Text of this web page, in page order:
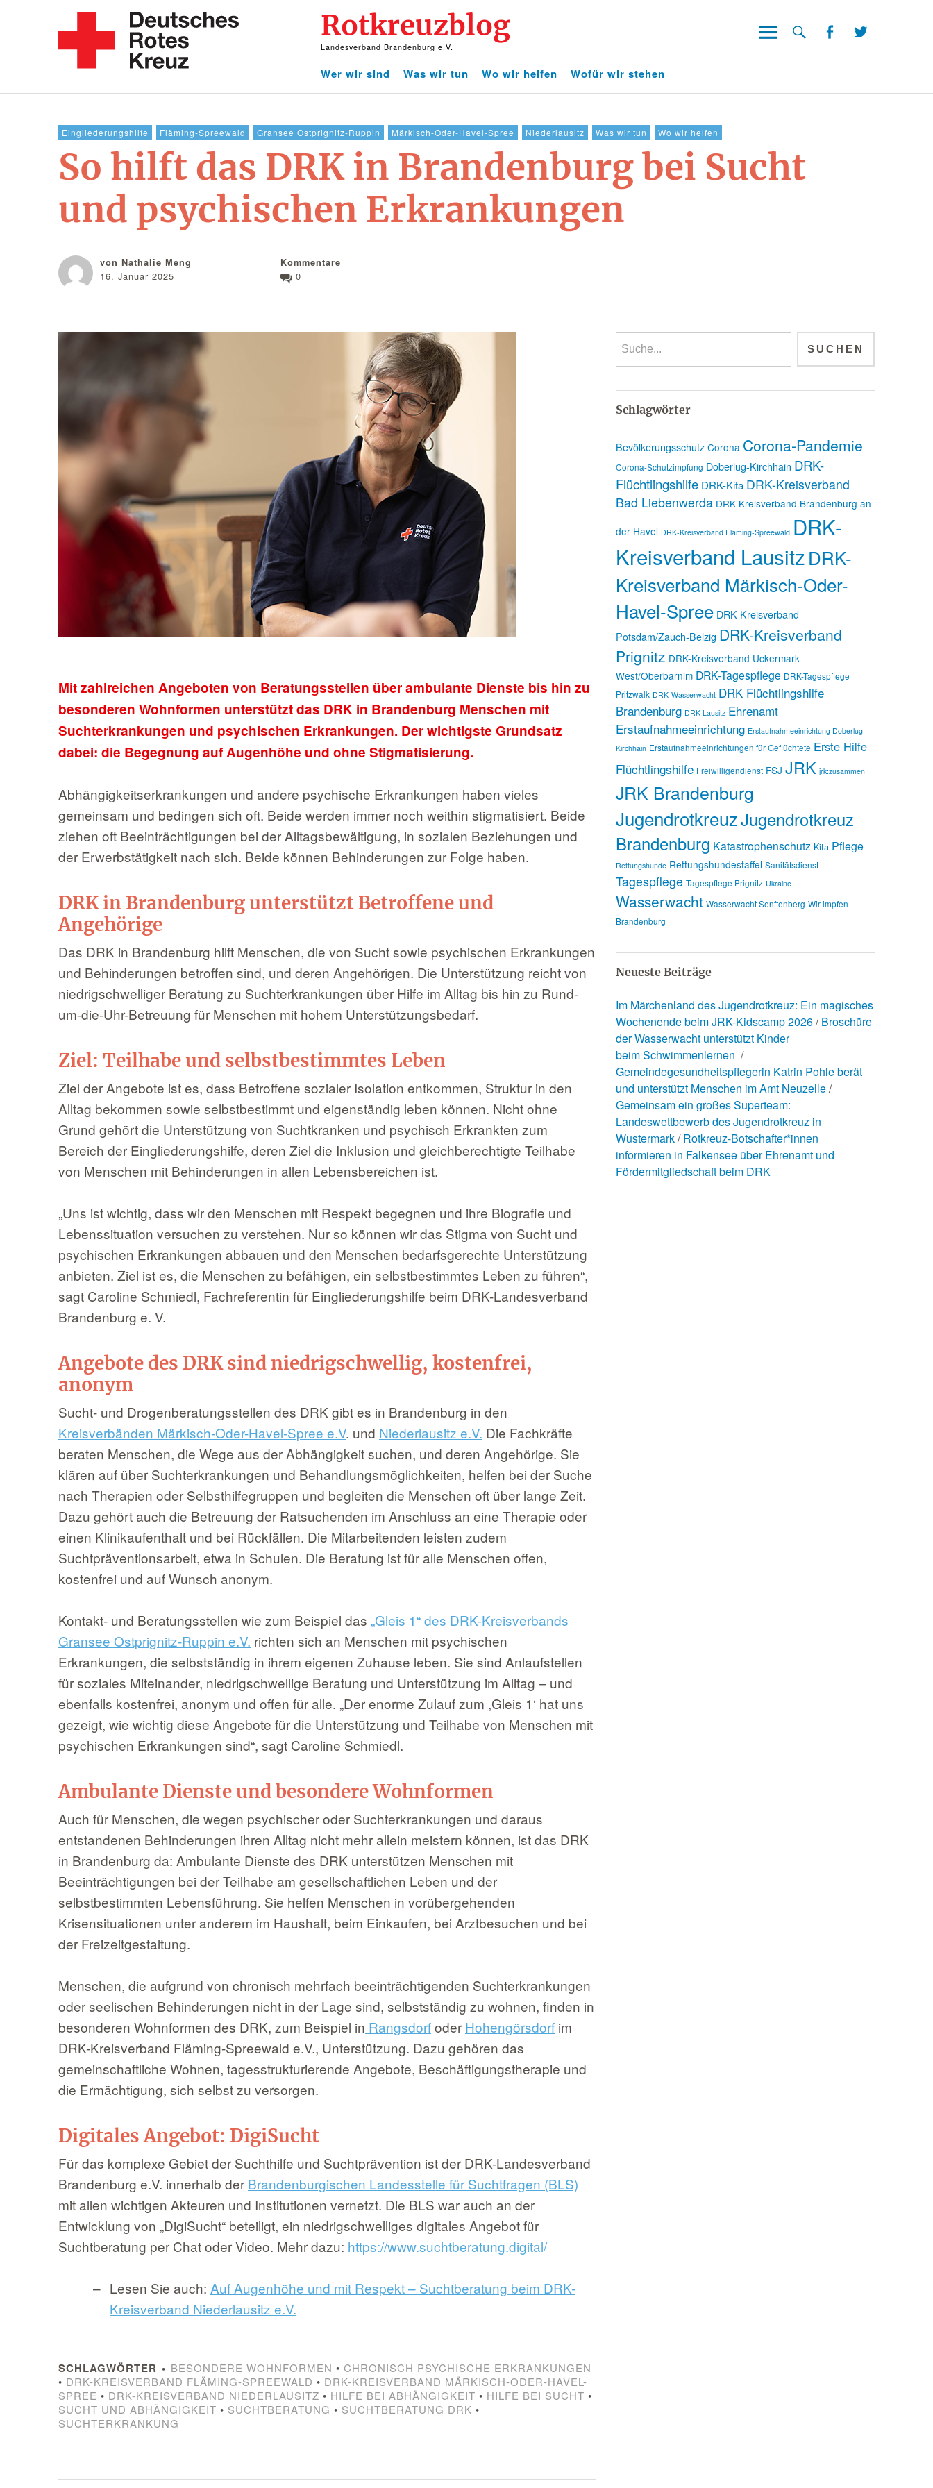
Rotkreuzblog
Landesverband Brandenburg e.V.
Wer wir sind
Was wir tun Wo wir helfen Wofür wir stehen
Eingliederungshilfe Fläming-Spreewald Gransee Ostprignitz-Ruppin Märkisch-Oder-Havel-Spree Niederlausitz Was wir tun Wo wir helfen
So hilft das DRK in Brandenburg bei Sucht
und psychischen Erkrankungen
von Nathalie Meng
16. Januar 2025
Kommentare
0
Mit zahlreichen Angeboten von Beratungsstellen über ambulante Dienste bis hin zu
besonderen Wohnformen unterstützt das DRK in Brandenburg Menschen mit
Suchterkrankungen und psychischen Erkrankungen. Der wichtigste Grundsatz
dabei: die Begegnung auf Augenhöhe und ohne Stigmatisierung.
Abhängigkeitserkrankungen und andere psychische Erkrankungen haben vieles
gemeinsam und bedingen sich oft. Beide werden immer noch weithin stigmatisiert. Beide
ziehen oft Beeinträchtigungen bei der Alltagsbewältigung, in sozialen Beziehungen und
der Erwerbstätigkeit nach sich. Beide können Behinderungen zur Folge haben.
DRK in Brandenburg unterstützt Betroffene und
Angehörige
Das DRK in Brandenburg hilft Menschen, die von Sucht sowie psychischen Erkrankungen
und Behinderungen betroffen sind, und deren Angehörigen. Die Unterstützung reicht von
niedrigschwelliger Beratung zu Suchterkrankungen über Hilfe im Alltag bis hin zu Rund-
um-die-Uhr-Betreuung für Menschen mit hohem Unterstützungsbedarf.
Ziel: Teilhabe und selbstbestimmtes Leben
Ziel der Angebote ist es, dass Betroffene sozialer Isolation entkommen, Struktur in den
Alltag bekommen sowie selbstbestimmt und eigenständig leben können. Nicht ohne
Grund gehört die Unterstützung von Suchtkranken und psychisch Erkrankten zum
Bereich der Eingliederungshilfe, deren Ziel die Inklusion und gleichberechtigte Teilhabe
von Menschen mit Behinderungen in allen Lebensbereichen ist.
„Uns ist wichtig, dass wir den Menschen mit Respekt begegnen und ihre Biografie und
Lebenssituation versuchen zu verstehen. Nur so können wir das Stigma von Sucht und
psychischen Erkrankungen abbauen und den Menschen bedarfsgerechte Unterstützung
anbieten. Ziel ist es, die Menschen zu befähigen, ein selbstbestimmtes Leben zu führen“,
sagt Caroline Schmiedl, Fachreferentin für Eingliederungshilfe beim DRK-Landesverband
Brandenburg e. V.
Angebote des DRK sind niedrigschwellig, kostenfrei,
anonym
Sucht- und Drogenberatungsstellen des DRK gibt es in Brandenburg in den
Kreisverbänden Märkisch-Oder-Havel-Spree e.V. und Niederlausitz e.V. Die Fachkräfte
beraten Menschen, die Wege aus der Abhängigkeit suchen, und deren Angehörige. Sie
klären auf über Suchterkrankungen und Behandlungsmöglichkeiten, helfen bei der Suche
nach Therapien oder Selbsthilfegruppen und begleiten die Menschen oft über lange Zeit.
Dazu gehört auch die Betreuung der Ratsuchenden im Anschluss an eine Therapie oder
einen Klinikaufenthalt und bei Rückfällen. Die Mitarbeitenden leisten zudem
Suchtpräventionsarbeit, etwa in Schulen. Die Beratung ist für alle Menschen offen,
kostenfrei und auf Wunsch anonym.
Kontakt- und Beratungsstellen wie zum Beispiel das „Gleis 1“ des DRK-Kreisverbands
Gransee Ostprignitz-Ruppin e.V. richten sich an Menschen mit psychischen
Erkrankungen, die selbstständig in ihrem eigenen Zuhause leben. Sie sind Anlaufstellen
für soziales Miteinander, niedrigschwellige Beratung und Unterstützung im Alltag – und
ebenfalls kostenfrei, anonym und offen für alle. „Der enorme Zulauf zum ,Gleis 1‘ hat uns
gezeigt, wie wichtig diese Angebote für die Unterstützung und Teilhabe von Menschen mit
psychischen Erkrankungen sind“, sagt Caroline Schmiedl.
Ambulante Dienste und besondere Wohnformen
Auch für Menschen, die wegen psychischer oder Suchterkrankungen und daraus
entstandenen Behinderungen ihren Alltag nicht mehr allein meistern können, ist das DRK
in Brandenburg da: Ambulante Dienste des DRK unterstützen Menschen mit
Beeinträchtigungen bei der Teilhabe am gesellschaftlichen Leben und der
selbstbestimmten Lebensführung. Sie helfen Menschen in vorübergehenden
Krisensituationen unter anderem im Haushalt, beim Einkaufen, bei Arztbesuchen und bei
der Freizeitgestaltung.
Menschen, die aufgrund von chronisch mehrfach beeinträchtigenden Suchterkrankungen
oder seelischen Behinderungen nicht in der Lage sind, selbstständig zu wohnen, finden in
besonderen Wohnformen des DRK, zum Beispiel in Rangsdorfoder Hohengörsdorf im
DRK-Kreisverband Fläming-Spreewald e.V., Unterstützung. Dazu gehören das
gemeinschaftliche Wohnen, tagesstrukturierende Angebote, Beschäftigungstherapie und
die Ermächtigung, sich selbst zu versorgen.
Digitales Angebot: DigiSucht
Für das komplexe Gebiet der Suchthilfe und Suchtprävention ist der DRK-Landesverband
Brandenburg e.V. innerhalb der Brandenburgischen Landesstelle für Suchtfragen (BLS)
mit allen wichtigen Akteuren und Institutionen vernetzt. Die BLS war auch an der
Entwicklung von „DigiSucht“ beteiligt, ein niedrigschwelliges digitales Angebot für
Suchtberatung per Chat oder Video. Mehr dazu: https://www.suchtberatung.digital/
Lesen Sie auch: Auf Augenhöhe und mit Respekt – Suchtberatung beim DRK-
Kreisverband Niederlausitz e.V.
SCHLAGWÖRTER BESONDERE WOHNFORMEN • CHRONISCH PSYCHISCHE ERKRANKUNGEN
• DRK-KREISVERBAND FLÄMING-SPREEWALD • DRK-KREISVERBAND MÄRKISCH-ODER-HAVEL-
SPREE • DRK-KREISVERBAND NIEDERLAUSITZ • HILFE BEI ABHÄNGIGKEIT • HILFE BEI SUCHT •
SUCHT UND ABHÄNGIGKEIT • SUCHTBERATUNG • SUCHTBERATUNG DRK •
SUCHTERKRANKUNG
Schlagwörter
Bevölkerungsschutz Corona Corona-Pandemie
Corona-Schutzimpfung Doberlug-Kirchhain DRK-
Flüchtlingshilfe DRK-Kita DRK-Kreisverband
Bad Liebenwerda DRK-Kreisverband Brandenburg an
der Havel DRK-Kreisverband Fläming-Spreewald DRK-
Kreisverband LausitzDRK-
Kreisverband Märkisch-Oder-
Havel-Spree DRK-Kreisverband
Potsdam/Zauch-Belzig DRK-Kreisverband
Prignitz DRK-Kreisverband Uckermark
West/Oberbarnim DRK-Tagespflege DRK-Tagespflege
Pritzwalk DRK-Wasserwacht DRK Flüchtlingshilfe
Brandenburg DRK Lausitz Ehrenamt
Erstaufnahmeeinrichtung Erstaufnahmeeinrichtung Doberlug-
Kirchhain Erstaufnahmeeinrichtungen für Geflüchtete Erste Hilfe
Flüchtlingshilfe Freiwilligendienst FSJ JRK jrk:zusammen
JRK Brandenburg
JugendrotkreuzJugendrotkreuz
Brandenburg Katastrophenschutz Kita Pflege
Rettungshunde Rettungshundestaffel Sanitätsdienst
Tagespflege Tagespflege Prignitz Ukraine
Wasserwacht Wasserwacht Senftenberg Wir impfen
Brandenburg
Neueste Beiträge
Im Märchenland des Jugendrotkreuz: Ein magisches
Wochenende beim JRK-Kidscamp 2026 Broschüre
der Wasserwacht unterstützt Kinder
beim Schwimmenlernen
Gemeindegesundheitspflegerin Katrin Pohle berät
und unterstützt Menschen im Amt Neuzelle
Gemeinsam ein großes Superteam:
Landeswettbewerb des Jugendrotkreuz in
Wustermark Rotkreuz-Botschafter*innen
informieren in Falkensee über Ehrenamt und
Fördermitgliedschaft beim DRK